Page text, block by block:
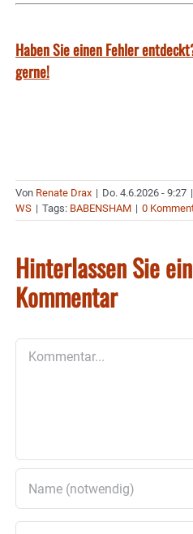
Haben Sie einen Fehler
gerne!
Von Renate Drax | Do. 4.6.2026 - 9:27 |
WS | Tags: BABENSHAM | 0
Hinterlassen Sie
Kommentar